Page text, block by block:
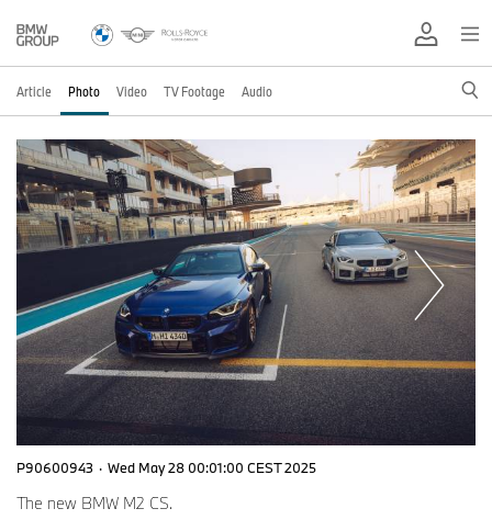
Article Photo Video TV Footage Audio
P90600943 · Wed May 28 00:01:00 CEST 2025
The new BMW M2 CS.